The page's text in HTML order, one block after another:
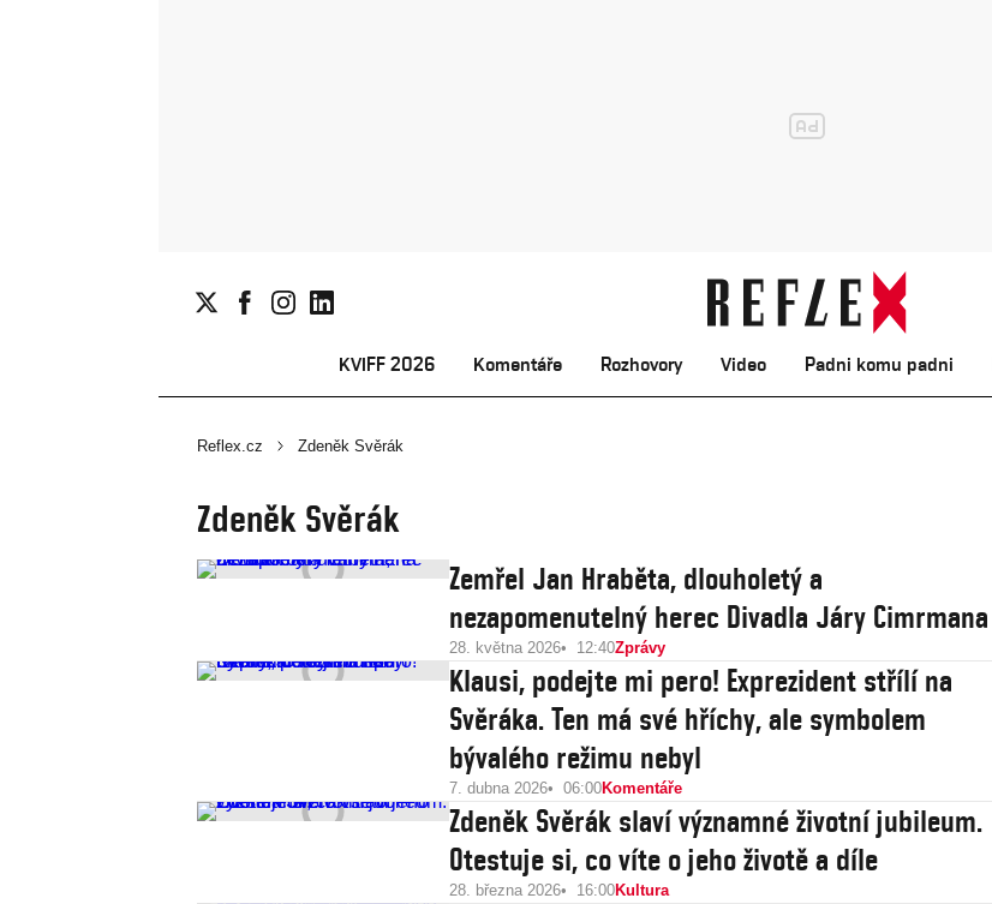
KVIFF 2026 Komentáře Rozhovory Video Padni komu padni
Reflex.cz Zdeněk Svěrák
Zdeněk Svěrák
Zemřel Jan Hraběta, dlouholetý a
nezapomenutelný herec Divadla Járy Cimrmana
28. května 2026 12:40Zprávy
Klausi, podejte mi pero! Exprezident střílí na
Svěráka. Ten má své hříchy, ale symbolem
bývalého režimu nebyl
7. dubna 2026 06:00Komentáře
Zdeněk Svěrák slaví významné životní jubileum.
Otestuje si, co víte o jeho životě a díle
28. března 2026 16:00Kultura